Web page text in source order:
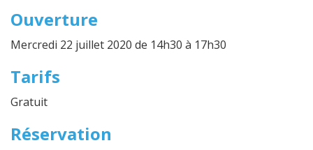
Ouverture
Mercredi 22 juillet 2020 de 14h30 à 17h30
Tarifs
Gratuit
Réservation